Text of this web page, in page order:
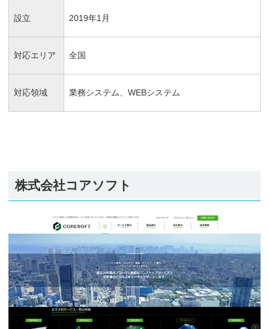
設立 2019年1月
対応エリア 全国
対応領域 業務システム、WEBシステム
株式会社コアソフト